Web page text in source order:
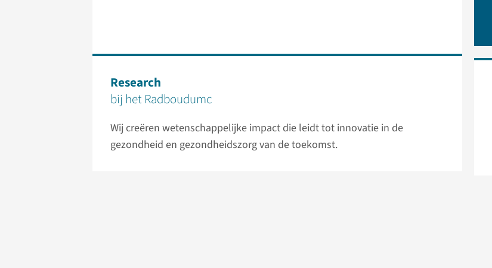
Research
bij het Radboudumc
Wij creëren wetenschappelijke impact die leidt tot innovatie in de
gezondheid en gezondheidszorg van de toekomst.